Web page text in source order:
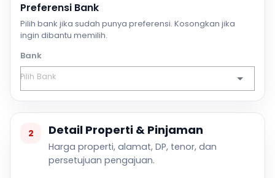
Preferensi Bank
Pilih bank jika sudah punya preferensi. Kosongkan jika
ingin dibantu memilih.
Bank
2 Detail Properti & Pinjaman
Harga properti, alamat, DP, tenor, dan
persetujuan pengajuan.